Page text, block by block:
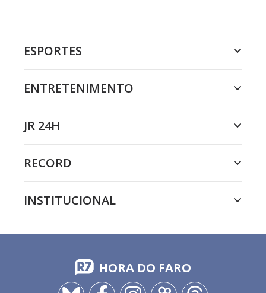
ESPORTES
ENTRETENIMENTO
JR 24H
RECORD
INSTITUCIONAL
HORA DO FARO